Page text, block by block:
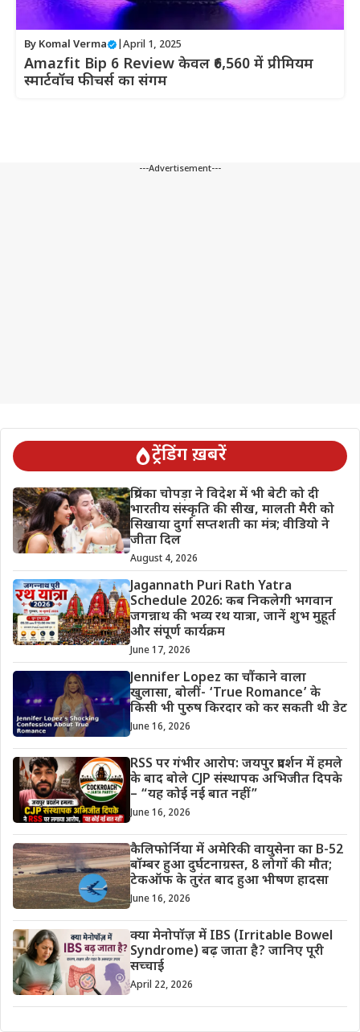
By Komal Verma April 1, 2025
Amazfit Bip 6 Review केवल ₹6,560 में प्रीमियम
स्मार्टवॉच फीचर्स का संगम
---Advertisement---
ट्रेंडिंग ख़बरें
प्रियंका चोपड़ा ने विदेश में भी बेटी को दी
भारतीय संस्कृति की सीख, मालती मैरी को
सिखाया दुर्गा सप्तशती का मंत्र; वीडियो ने
जीता दिल
August 4, 2026
Jagannath Puri Rath Yatra
Schedule 2026: कब निकलेगी भगवान
जगन्नाथ की भव्य रथ यात्रा, जानें शुभ मुहूर्त
और संपूर्ण कार्यक्रम
June 17, 2026
Jennifer Lopez का चौंकाने वाला
खुलासा, बोलीं- ‘True Romance’ के
किसी भी पुरुष किरदार को कर सकती थी डेट
June 16, 2026
RSS पर गंभीर आरोप: जयपुर प्रदर्शन में हमले
के बाद बोले CJP संस्थापक अभिजीत दिपके
– “यह कोई नई बात नहीं”
June 16, 2026
कैलिफोर्निया में अमेरिकी वायुसेना का B-52
बॉम्बर हुआ दुर्घटनाग्रस्त, 8 लोगों की मौत;
टेकऑफ के तुरंत बाद हुआ भीषण हादसा
June 16, 2026
क्या मेनोपॉज़ में IBS (Irritable Bowel
Syndrome) बढ़ जाता है? जानिए पूरी
सच्चाई
April 22, 2026